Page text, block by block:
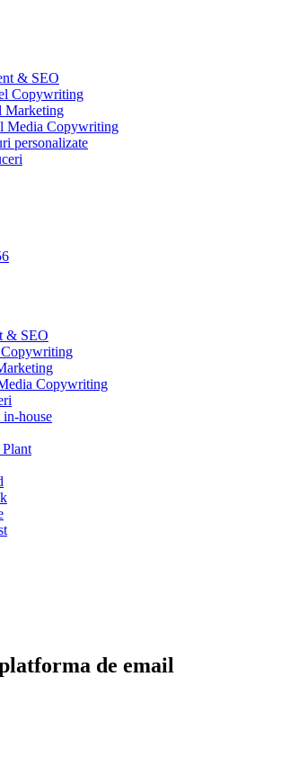
& SEO
Copywriting
Marketing
Media Copywriting
personalizate
& SEO
Copywriting
house
Plant
de email